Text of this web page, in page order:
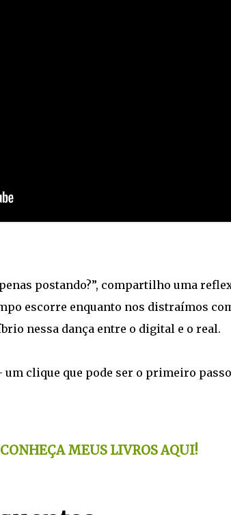
postando?”, compartilho uma
escorre enquanto nos distraímos
nessa dança entre o digital e o real.
clique que pode ser o primeiro
CONHEÇA MEUS LIVROS AQUI!